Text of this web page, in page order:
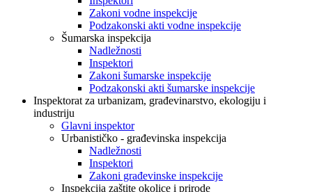
Zakoni vodne inspekcije
Podzakonski akti vodne inspekcije
Šumarska inspekcija
Nadležnosti
Inspektori
Zakoni šumarske inspekcije
Podzakonski akti šumarske inspekcije
Inspektorat za urbanizam, građevinarstvo, ekologiju i
industriju
Glavni inspektor
Urbanističko - građevinska inspekcija
Nadležnosti
Inspektori
Zakoni građevinske inspekcije
Inspekcija zaštite okolice i prirode